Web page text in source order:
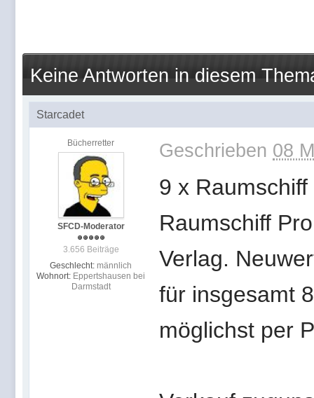
Keine Antworten in diesem
Starcadet
Bücherretter
SFCD-Moderator
3.656 Beiträge
Geschlecht: männlich
Wohnort: Eppertshausen bei
Darmstadt
Geschrieben 08
9 x
Raumschiff
Verlag.
für insgesamt
möglichst per